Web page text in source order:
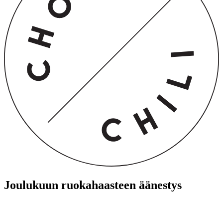
Joulukuun ruokahaasteen äänestys